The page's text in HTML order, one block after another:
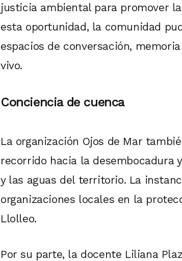
justicia ambiental para promover
esta oportunidad, la comunidad
espacios de conversación,
vivo.
Conciencia de cuenca
La organización Ojos de Mar
recorrido hacia la desembocadura
y las aguas del territorio. La
organizaciones locales en la
Llolleo.
Por su parte, la docente Liliana